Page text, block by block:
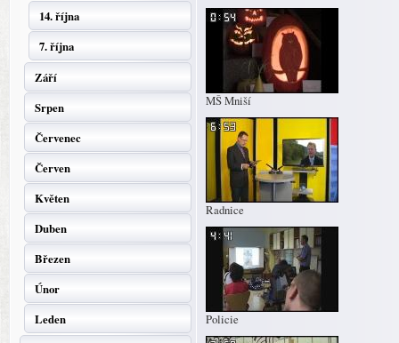
14. října
7. října
Září
Srpen
Červenec
Červen
Květen
Duben
Březen
Únor
Leden
MŠ Mniší
Radnice
Policie